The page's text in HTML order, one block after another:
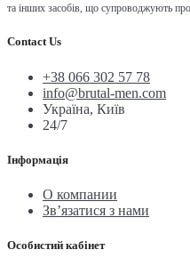
та інших засобів, що супроводжують
Contact Us
+38 066 302 57 78
info@brutal-men.com
Україна, Київ
24/7
Інформація
О компании
Зв’язатися з нами
Особистий кабінет